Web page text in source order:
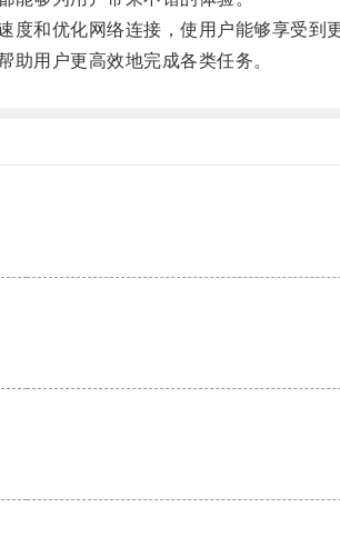
和优化网络连接，使用户能够享受到
用户更高效地完成各类任务。